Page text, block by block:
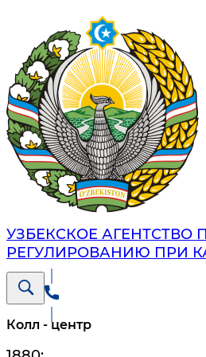
УЗБЕКСКОЕ АГЕНТСТВО
РЕГУЛИРОВАНИЮ ПРИ
Колл - центр